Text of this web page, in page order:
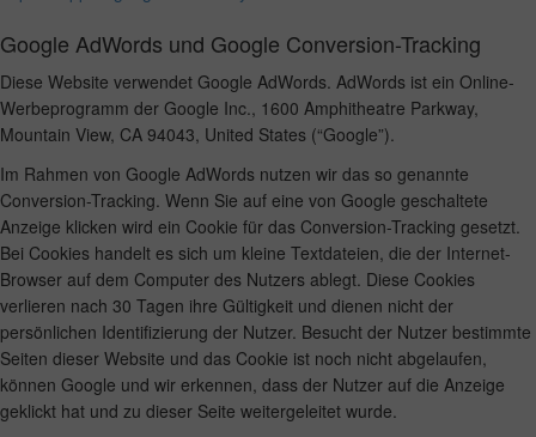
Google AdWords und Google Conversion-Tracking
Diese Website verwendet Google AdWords. AdWords ist ein Online-
Werbeprogramm der Google Inc., 1600 Amphitheatre Parkway,
Mountain View, CA 94043, United States (“Google”).
Im Rahmen von Google AdWords nutzen wir das so genannte
Conversion-Tracking. Wenn Sie auf eine von Google geschaltete
Anzeige klicken wird ein Cookie für das Conversion-Tracking gesetzt.
Bei Cookies handelt es sich um kleine Textdateien, die der Internet-
Browser auf dem Computer des Nutzers ablegt. Diese Cookies
verlieren nach 30 Tagen ihre Gültigkeit und dienen nicht der
persönlichen Identifizierung der Nutzer. Besucht der Nutzer bestimmte
Seiten dieser Website und das Cookie ist noch nicht abgelaufen,
können Google und wir erkennen, dass der Nutzer auf die Anzeige
geklickt hat und zu dieser Seite weitergeleitet wurde.